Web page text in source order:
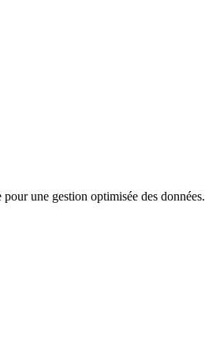
une gestion optimisée des données.